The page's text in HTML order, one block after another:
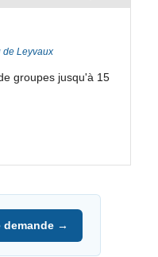
de Leyvaux
groupes jusqu'à 15
demande →